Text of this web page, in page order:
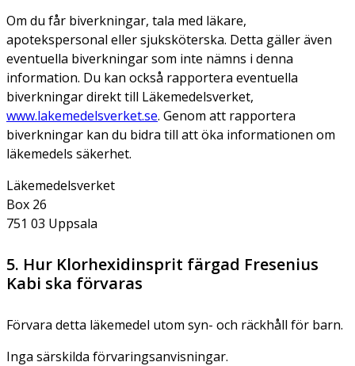
Om du får biverkningar, tala med läkare,
apotekspersonal eller sjuksköterska. Detta gäller även
eventuella biverkningar som inte nämns i denna
information. Du kan också rapportera eventuella
biverkningar direkt till Läkemedelsverket,
www.lakemedelsverket.se. Genom att rapportera
biverkningar kan du bidra till att öka informationen om
läkemedels säkerhet.
Läkemedelsverket
Box 26
751 03 Uppsala
5. Hur Klorhexidinsprit färgad Fresenius
Kabi ska förvaras
Förvara detta läkemedel utom syn- och räckhåll för barn.
Inga särskilda förvaringsanvisningar.